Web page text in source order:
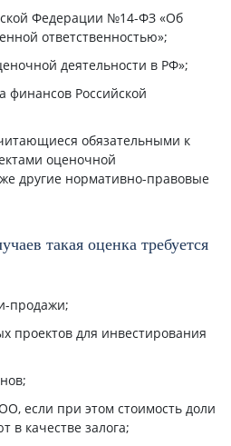
Федерации №14-ФЗ «Об
ответственностью»;
деятельности в РФ»;
финансов Российской
обязательными к
оценочной
другие нормативно-правовые
такая оценка требуется
продажи;
проектов для инвестирования
если при этом стоимость доли
в качестве залога;